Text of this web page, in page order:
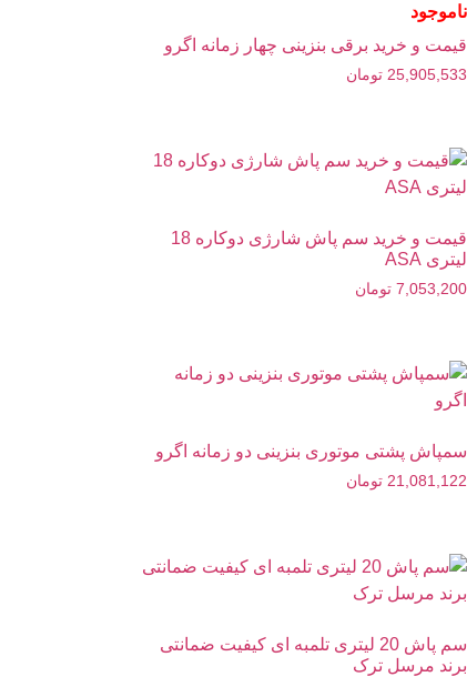
ناموجود
قیمت و خرید برقی بنزینی چهار زمانه اگرو
25,905,533 تومان
قیمت و خرید سم پاش شارژی دوکاره 18
لیتری ASA
7,053,200 تومان
سمپاش پشتی موتوری بنزینی دو زمانه اگرو
21,081,122 تومان
سم پاش 20 لیتری تلمبه ای کیفیت ضمانتی
برند مرسل ترک